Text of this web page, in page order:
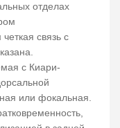
отделах
связь с
с Киари-
или фокальная.